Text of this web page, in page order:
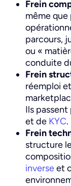
Frein
même que
parcours,
ou «
conduite
Frein
réemploi
Ils passent
et de KYC.
Frein
structure
inverseet